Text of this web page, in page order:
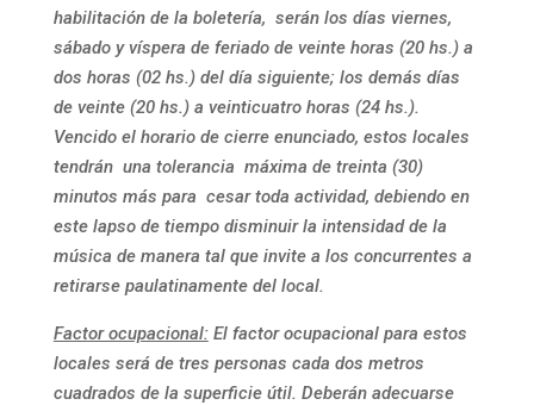
habilitación de la boletería, serán los días viernes,
sábado y víspera de feriado de veinte horas (20 hs.) a
dos horas (02 hs.) del día siguiente; los demás días
de veinte (20 hs.) a veinticuatro horas (24 hs.).
Vencido el horario de cierre enunciado, estos locales
tendrán una tolerancia máxima de treinta (30)
minutos más para cesar toda actividad, debiendo en
este lapso de tiempo disminuir la intensidad de la
música de manera tal que invite a los concurrentes a
retirarse paulatinamente del local.
Factor ocupacional:El factor ocupacional para estos
locales será de tres personas cada dos metros
cuadrados de la superficie útil. Deberán adecuarse